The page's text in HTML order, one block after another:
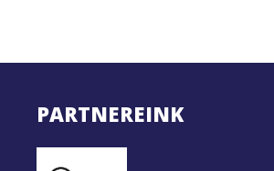
PARTNEREINK